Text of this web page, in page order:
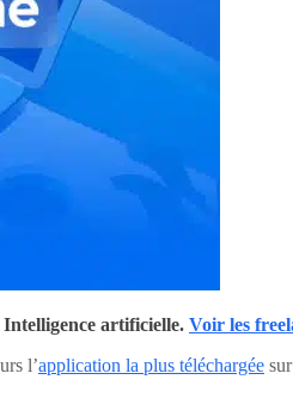
artificielle. Voir les
l’application la plus téléchargée